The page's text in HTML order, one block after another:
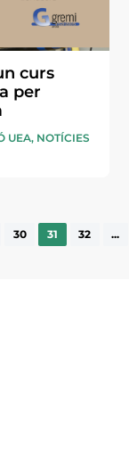
curs
per
UEA, NOTÍCIES
30 31 32 ...